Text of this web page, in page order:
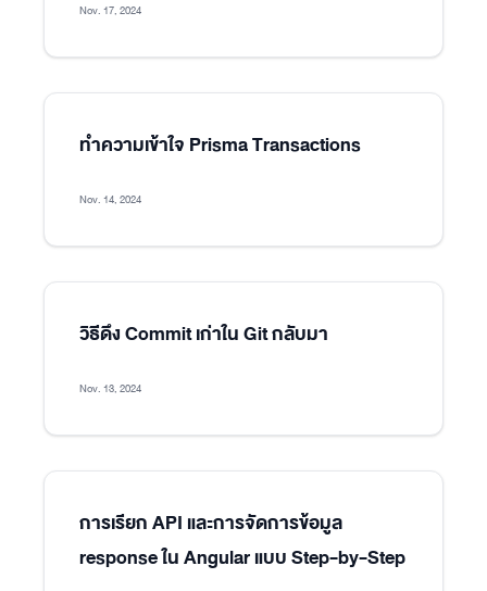
Nov. 17, 2024
ทำความเข้าใจ Prisma Transactions
Nov. 14, 2024
วิธีดึง Commit เก่าใน Git กลับมา
Nov. 13, 2024
การเรียก API และการจัดการข้อมูล
response ใน Angular แบบ Step-by-Step